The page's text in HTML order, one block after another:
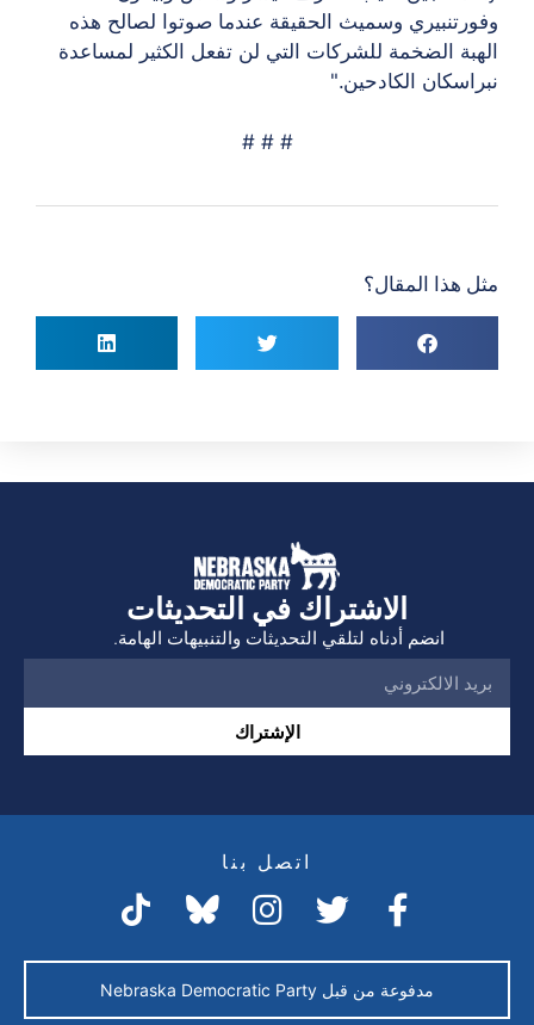
وفورتنبيري وسميث الحقيقة عندما صوتوا لصالح هذه
الهبة الضخمة للشركات التي لن تفعل الكثير لمساعدة
نبراسكان الكادحين."
# # #
مثل هذا المقال؟
الاشتراك في التحديثات
انضم أدناه لتلقي التحديثات والتنبيهات الهامة.
الإشتراك
اتصل بنا
مدفوعة من قبل Nebraska Democratic Party